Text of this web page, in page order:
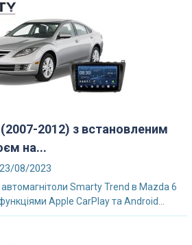
2012) з встановленим
на...
23/08/2023
Smarty Trend в Mazda 6
Apple CarPlay та Android...